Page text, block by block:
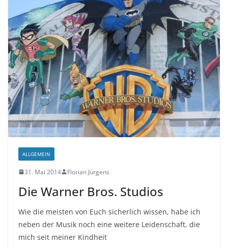
ALLGEMEIN
31. Mai 2014 Florian Jürgens
Die Warner Bros. Studios
Wie die meisten von Euch sicherlich wissen, habe ich
neben der Musik noch eine weitere Leidenschaft, die
mich seit meiner Kindheit